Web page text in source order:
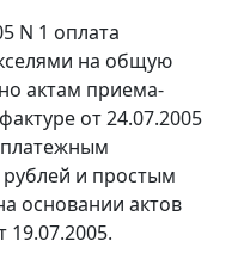
N 1 оплата
на общую
актам приема-
от 24.07.2005
платежным
и простым
основании актов
19.07.2005.